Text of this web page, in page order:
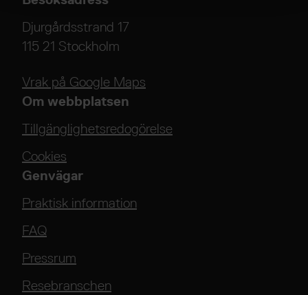
Djurgårdsstrand 17
115 21 Stockholm
Vrak på Google Maps
Om webbplatsen
Tillgänglighetsredogörelse
Cookies
Genvägar
Praktisk information
FAQ
Pressrum
Resebranschen